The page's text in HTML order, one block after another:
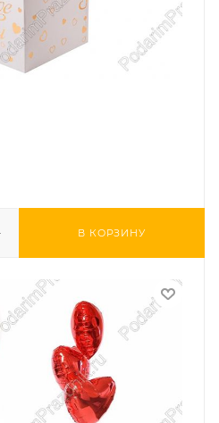
В КОРЗИНУ